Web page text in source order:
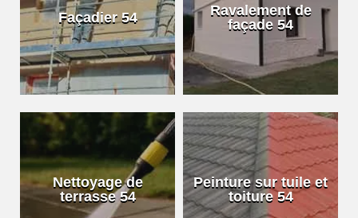
Façadier 54
Ravalement de
façade 54
Nettoyage de
terrasse 54
Peinture sur tuile et
toiture 54